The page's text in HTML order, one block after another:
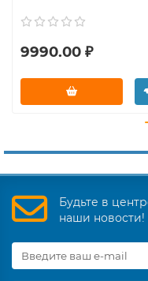
9990.00 ₽
Будьте в
наши